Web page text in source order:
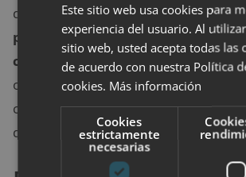
del animal con gran cantidad de
puede provocar enfermedades
cáncer y un mayor riesgo de
obtener los mejores beneficios de
come con moderación y limita tu
dos días por semana.
Este sitio web usa cookies para
experiencia del usuario. Al
sitio web, usted acepta todas las
de acuerdo con nuestra Política
cookies. Más información
Cookies
estrictamente
necesarias